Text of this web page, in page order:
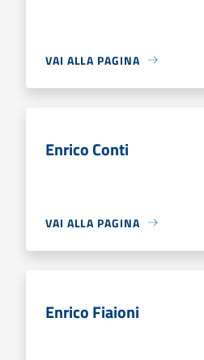
VAI ALLA PAGINA
Enrico Conti
VAI ALLA PAGINA
Enrico Fiaioni